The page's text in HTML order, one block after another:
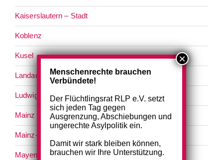
Kaiserslautern – Stadt
Koblenz
Kusel
Landau
Ludwigshafen
Mainz
Mainz-Bingen
Mayen-Koblenz
Menschenrechte brauchen
Verbündete!
Der Flüchtlingsrat RLP e.V. setzt
sich jeden Tag gegen
Ausgrenzung, Abschiebungen und
ungerechte Asylpolitik ein.
Damit wir stark bleiben können,
brauchen wir Ihre Unterstützung.